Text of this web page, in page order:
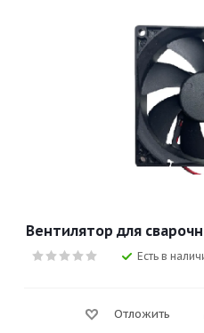
Вентилятор для
Есть в
Отложить